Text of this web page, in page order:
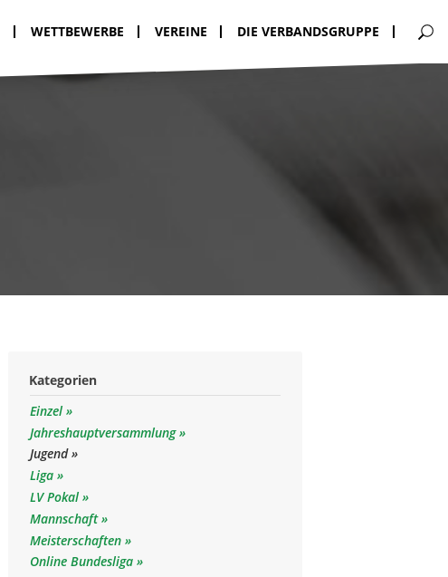
Kategorien
Einzel
Jahreshauptversammlung
Jugend
Liga
LV Pokal
Mannschaft
Meisterschaften
Online Bundesliga
WETTBEWERBE VEREINE DIE VERBANDSGRUPPE